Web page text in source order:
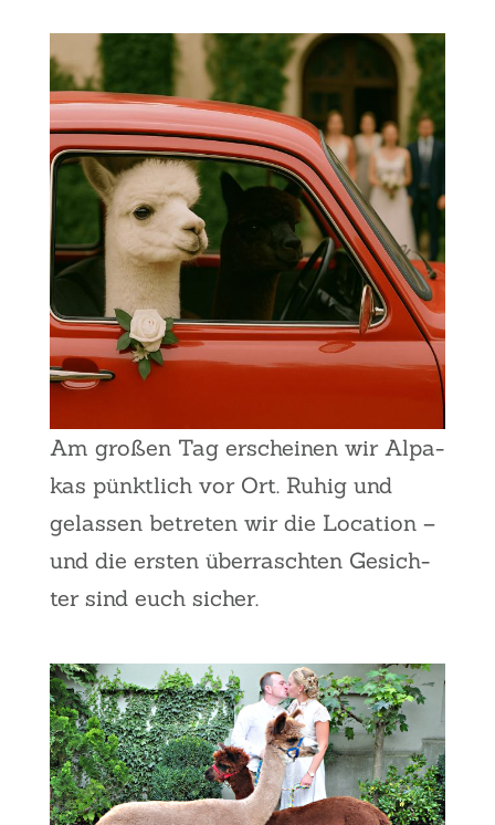
Am gro­ßen Tag erschei­nen wir Alpa­
kas pünkt­lich vor Ort. Ruhig und
gelas­sen betre­ten wir die Loca­ti­on –
und die ers­ten über­rasch­ten Gesich­
ter sind euch sicher.